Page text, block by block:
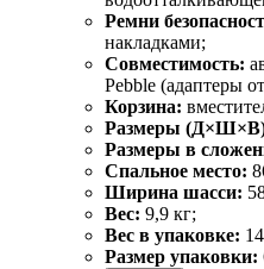
Ремни
накладками;
Совместимость:
Pebble (адаптеры
Корзина:
Размеры
Размеры в
Спальное место:
Ширина шасси:
Вес: 9,9 кг;
Вес в упаковке:
Размер упаковки: